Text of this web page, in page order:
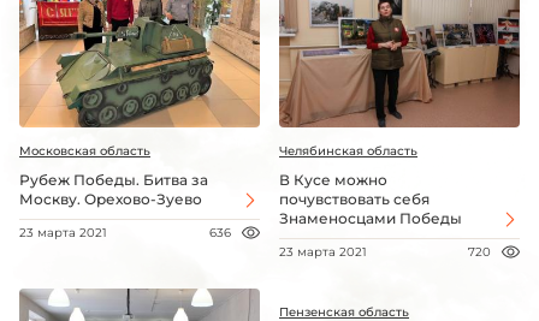
Московская область
Рубеж Победы. Битва за
Москву. Орехово-Зуево
23 марта 2021 636
Челябинская область
В Кусе можно
почувствовать себя
Знаменосцами Победы
23 марта 2021 720
Пензенская область